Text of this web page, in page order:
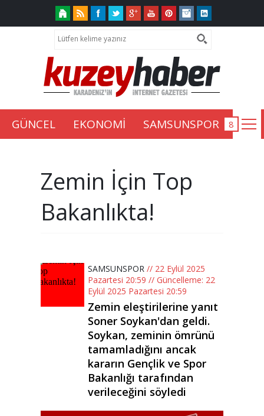
GÜNCEL EKONOMİ SAMSUNSPOR
Zemin İçin Top
Bakanlıkta!
SAMSUNSPOR // 22 Eylül 2025
Pazartesi 20:59 // Güncelleme: 22
Eylül 2025 Pazartesi 20:59
Zemin eleştirilerine yanıt
Soner Soykan'dan geldi.
Soykan, zeminin ömrünü
tamamladığını ancak
kararın Gençlik ve Spor
Bakanlığı tarafından
verileceğini söyledi